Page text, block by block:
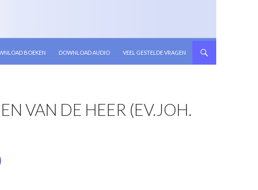
BOEKEN DOWNLOAD AUDIO VEEL GESTELDE VRAGEN
VAN DE HEER (EV.JOH.